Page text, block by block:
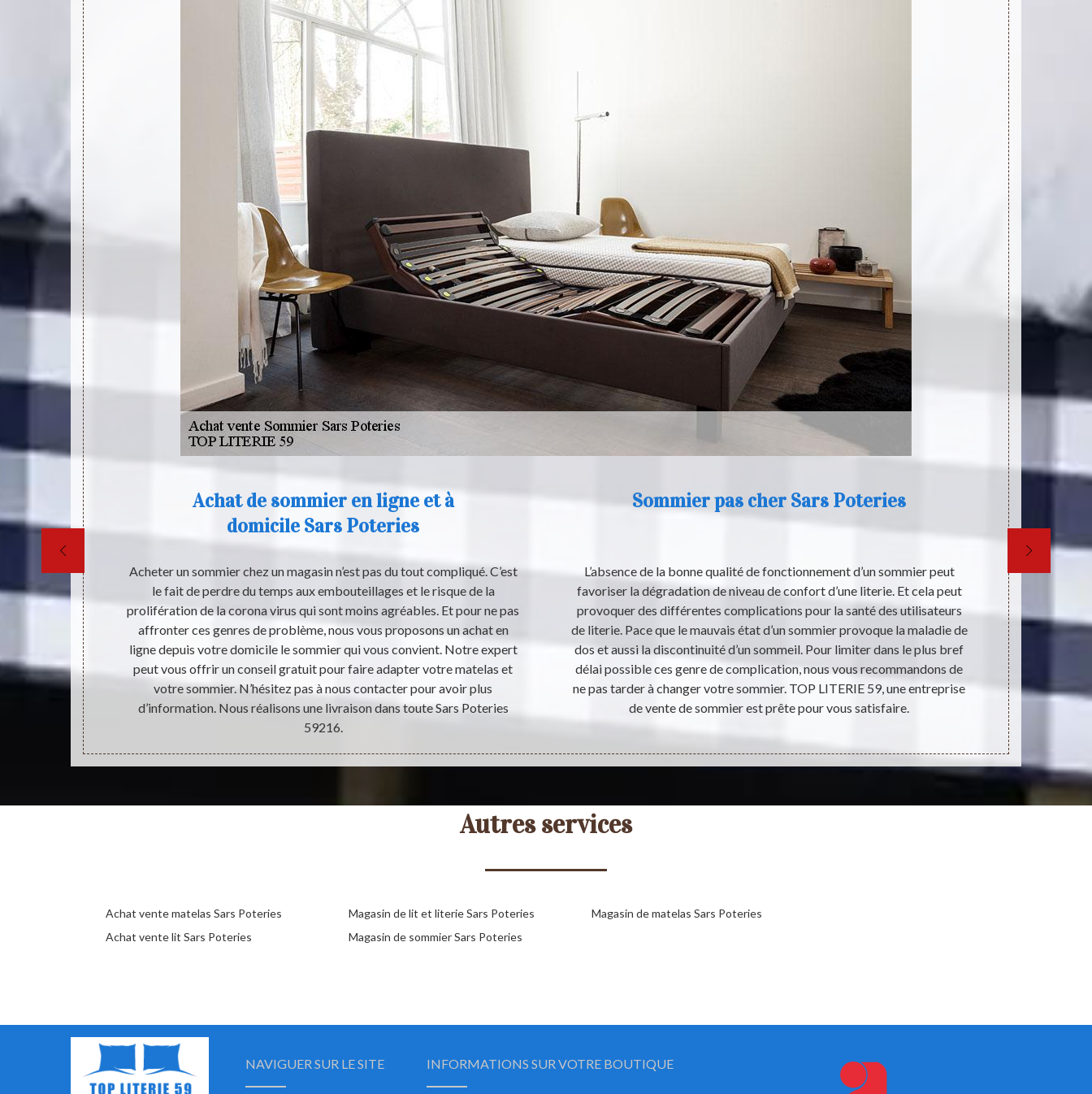
fabrication
corbeille,
en ligne
pouvez
Achat de sommier en ligne et à
domicile Sars Poteries
Acheter un sommier chez un magasin n’est pas du tout compliqué. C’est
le fait de perdre du temps aux embouteillages et le risque de la
prolifération de la corona virus qui sont moins agréables. Et pour ne pas
affronter ces genres de problème, nous vous proposons un achat en
ligne depuis votre domicile le sommier qui vous convient. Notre expert
peut vous offrir un conseil gratuit pour faire adapter votre matelas et
votre sommier. N’hésitez pas à nous contacter pour avoir plus
d’information. Nous réalisons une livraison dans toute Sars Poteries
59216.
Sommier pas cher Sars Poteries
L’absence de la bonne qualité de fonctionnement d’un sommier peut
favoriser la dégradation de niveau de confort d’une literie. Et cela peut
provoquer des différentes complications pour la santé des utilisateurs
de literie. Pace que le mauvais état d’un sommier provoque la maladie de
dos et aussi la discontinuité d’un sommeil. Pour limiter dans le plus bref
délai possible ces genre de complication, nous vous recommandons de
ne pas tarder à changer votre sommier. TOP LITERIE 59, une entreprise
de vente de sommier est prête pour vous satisfaire.
Il existe
position
position de
Autres services
Achat vente matelas Sars Poteries
Achat vente lit Sars Poteries
Magasin de lit et literie Sars Poteries
Magasin de sommier Sars Poteries
Magasin de matelas Sars Poteries
NAVIGUER SUR LE SITE INFORMATIONS SUR VOTRE BOUTIQUE